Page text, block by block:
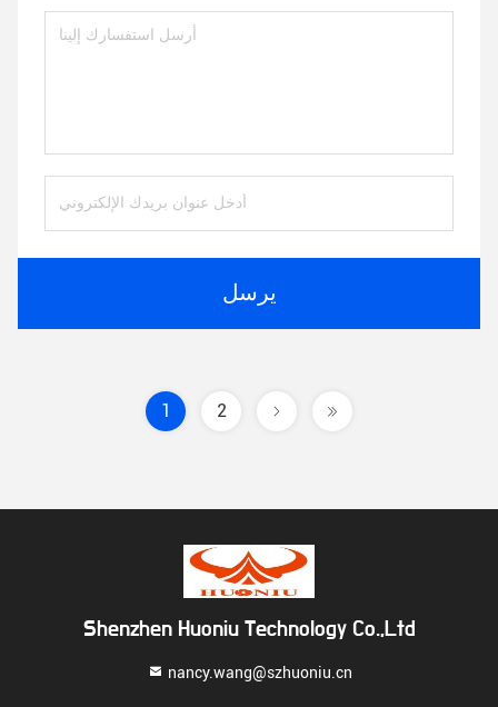
يرسل
1 2
Shenzhen Huoniu Technology Co.,Ltd
nancy.wang@szhuoniu.cn